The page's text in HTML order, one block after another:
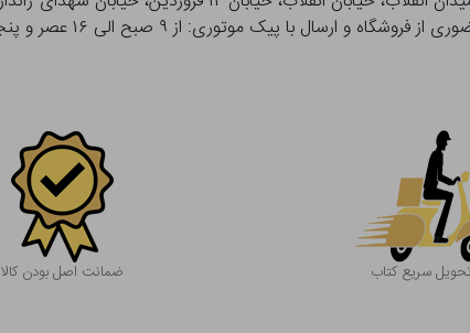
با پیک موتوری: از ۹ صبح الی ۱۶ عصر و پنجشنبه ها تا ۱۲
تحویل سریع کتاب
بصورت حضوری از آدرس تحویل حضوری سفارش خود را بدون هیچ هزینه ای تحویل بگیرید.
ضمانت اصل بودن کالا